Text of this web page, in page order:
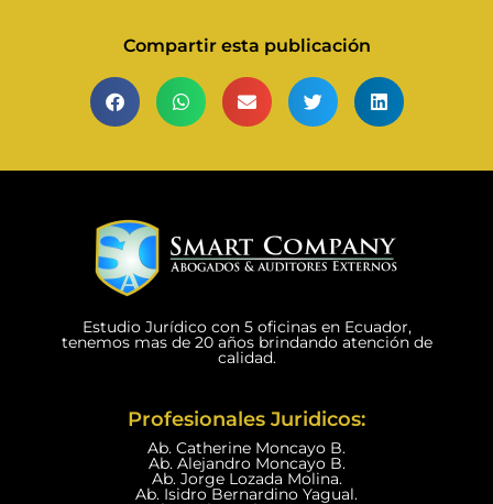
Compartir esta publicación
Estudio Jurídico con 5 oficinas en Ecuador,
tenemos mas de 20 años brindando atención de
calidad.
Profesionales Juridicos:
Ab. Catherine Moncayo B.
Ab. Alejandro Moncayo B.
Ab. Jorge Lozada Molina.
Ab. Isidro Bernardino Yagual.